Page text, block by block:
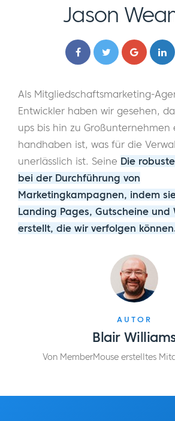
Jason
Als Mitgliedschaftsmarketing-
Entwickler haben wir gesehen,
ups bis hin zu Großunternehmen
handhaben ist, was für die
unerlässlich ist. Seine Die
bei der Durchführung von
Marketingkampagnen, indem
Landing Pages, Gutscheine und
erstellt, die wir verfolgen
AUTOR
Blair
Von MemberMouse erstelltes